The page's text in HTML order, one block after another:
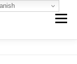
Menú